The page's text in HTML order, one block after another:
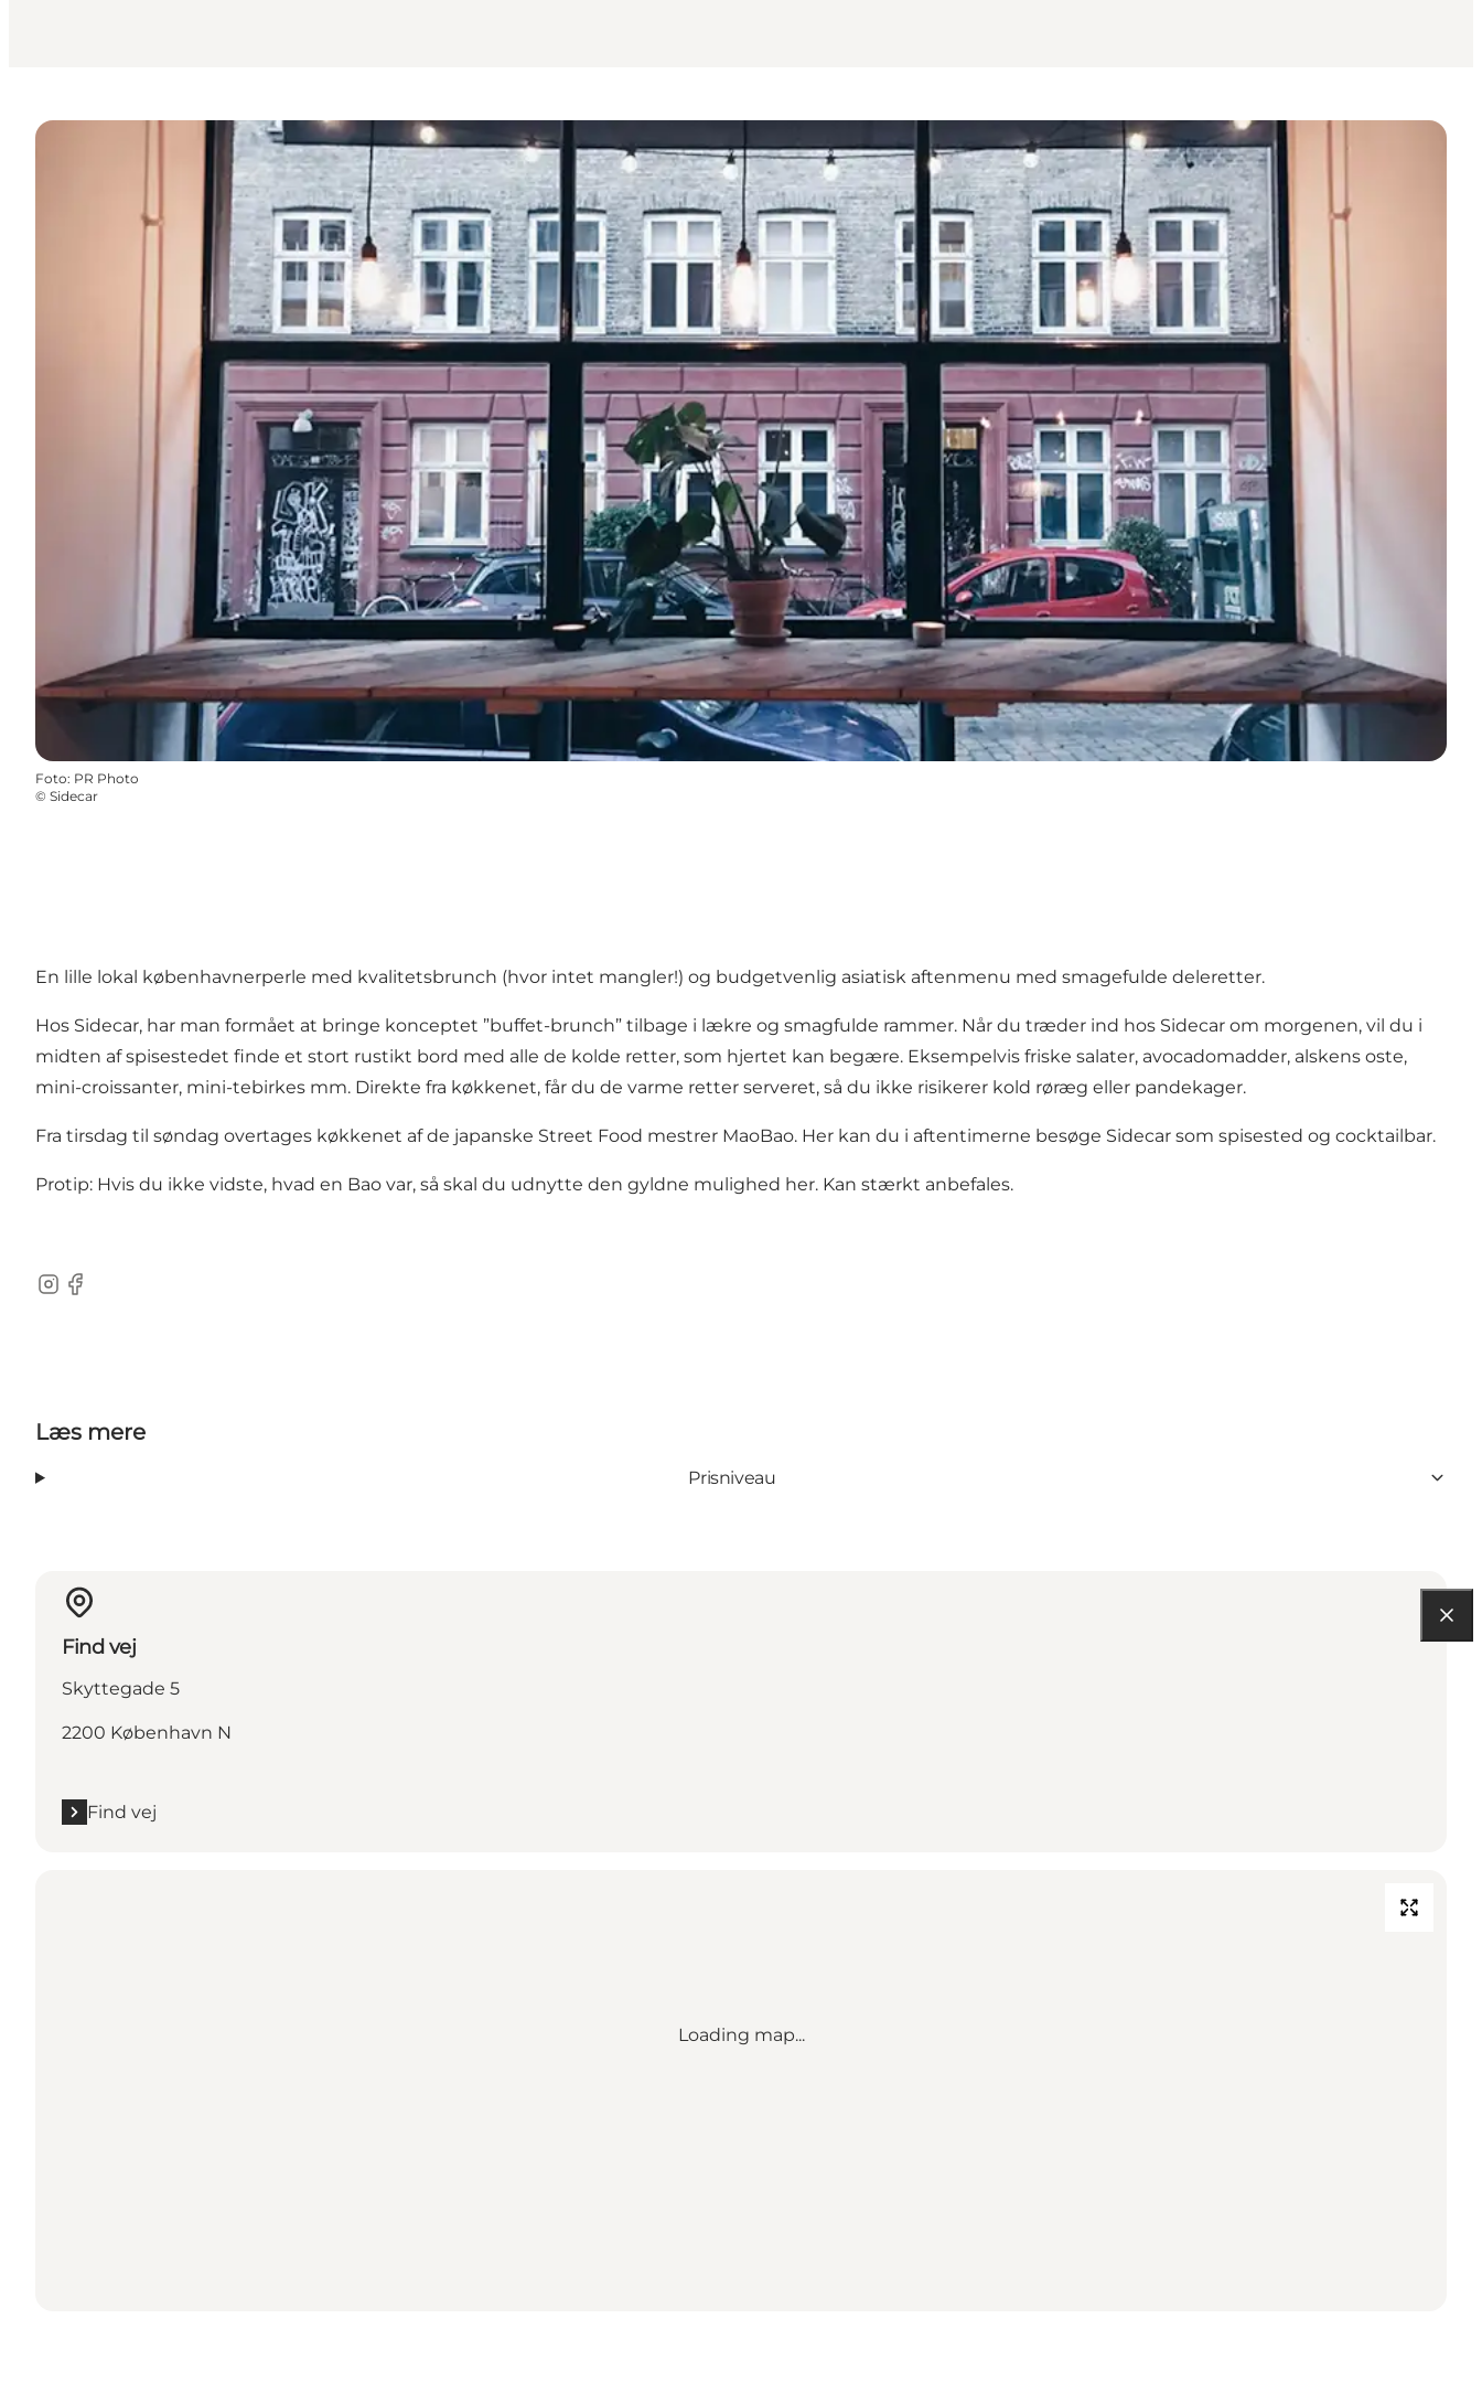
Foto: PR Photo
© Sidecar
En lille lokal københavnerperle med kvalitetsbrunch (hvor intet mangler!) og budgetvenlig asiatisk aftenmenu med smagefulde deleretter.
Hos Sidecar, har man formået at bringe konceptet ”buffet-brunch” tilbage i lækre og smagfulde rammer. Når du træder ind hos Sidecar om morgenen, vil du i
midten af spisestedet finde et stort rustikt bord med alle de kolde retter, som hjertet kan begære. Eksempelvis friske salater, avocadomadder, alskens oste,
mini-croissanter, mini-tebirkes mm. Direkte fra køkkenet, får du de varme retter serveret, så du ikke risikerer kold røræg eller pandekager.
Fra tirsdag til søndag overtages køkkenet af de japanske Street Food mestrer MaoBao. Her kan du i aftentimerne besøge Sidecar som spisested og cocktailbar.
Protip: Hvis du ikke vidste, hvad en Bao var, så skal du udnytte den gyldne mulighed her. Kan stærkt anbefales.
Instagram
Facebook
Læs mere
Prisniveau
Find vej
Skyttegade 5
2200 København N
Find vej
Loading map...